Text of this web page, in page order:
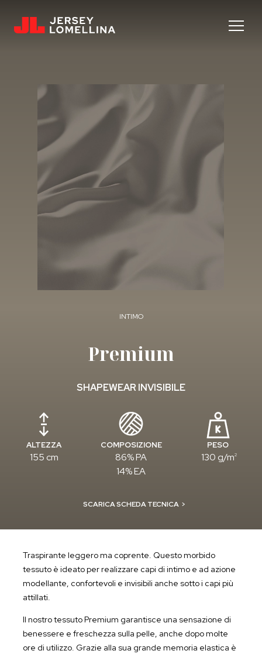
INTIMO
Premium
SHAPEWEAR INVISIBILE
ALTEZZA
155 cm
COMPOSIZIONE
86% PA
14% EA
PESO
130 g/m2
SCARICA SCHEDA TECNICA >
Traspirante leggero ma coprente. Questo morbido
tessuto è ideato per realizzare capi di intimo e ad azione
modellante, confortevoli e invisibili anche sotto i capi più
attillati.
Il nostro tessuto Premium garantisce una sensazione di
benessere e freschezza sulla pelle, anche dopo molte
ore di utilizzo. Grazie alla sua grande memoria elastica è